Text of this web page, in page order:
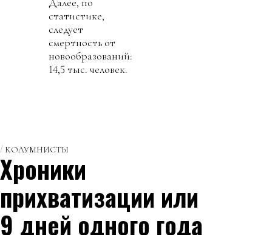
статистике,
следует
смертность от
новообразований:
14,5 тыс. человек.
КОЛУМНИСТЫ
Хроники
прихватизации или
9 дней одного года